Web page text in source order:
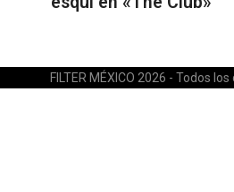
FILTER MÉXICO 2026 - Todos